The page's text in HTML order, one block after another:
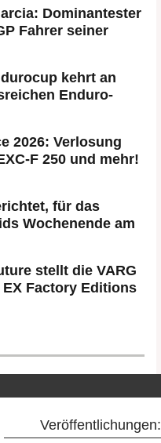
Dominantester
Fahrer seiner
kehrt an
Enduro-
2026: Verlosung
F 250 und mehr!
für das
Wochenende am
stellt die VARG
EX Factory Editions
Veröffentlichungen: